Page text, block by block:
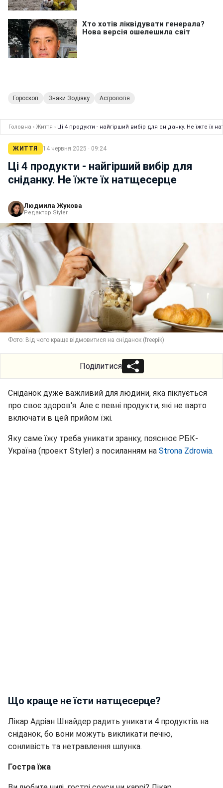
Гороскоп Знаки Зодіаку Астрологія
Головна › Життя › Ці 4 продукти - найгірший вибір для сніданку. Не їжте їх
ЖИТТЯ 14 червня 2025 · 09:24
Ці 4 продукти - найгірший вибір для
сніданку. Не їжте їх натщесерце
Людмила Жукова
Редактор Styler
Фото: Від чого краще відмовитися на сніданок (freepik)
Поділитися
Сніданок дуже важливий для людини, яка піклується
про своє здоров'я. Але є певні продукти, які не варто
включати в цей прийом їжі.
Яку саме їжу треба уникати зранку, пояснює РБК-
Україна (проект Styler) з посиланням на Strona Zdrowia.
Що краще не їсти натщесерце?
Лікар Адріан Шнайдер радить уникати 4 продуктів на
сніданок, бо вони можуть викликати печію,
сонливість та нетравлення шлунка.
Гостра їжа